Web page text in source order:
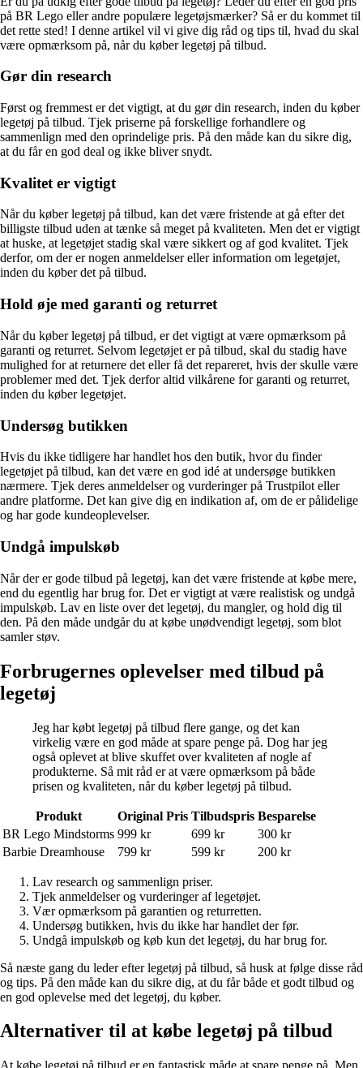
på BR Lego eller andre populære legetøjsmærker? Så er du kommet til
det rette sted! I denne artikel vil vi give dig råd og tips til, hvad du skal
være opmærksom på, når du køber legetøj på tilbud.
Gør din research
Først og fremmest er det vigtigt, at du gør din research, inden du køber
legetøj på tilbud. Tjek priserne på forskellige forhandlere og
sammenlign med den oprindelige pris. På den måde kan du sikre dig,
at du får en god deal og ikke bliver snydt.
Kvalitet er vigtigt
Når du køber legetøj på tilbud, kan det være fristende at gå efter det
billigste tilbud uden at tænke så meget på kvaliteten. Men det er vigtigt
at huske, at legetøjet stadig skal være sikkert og af god kvalitet. Tjek
derfor, om der er nogen anmeldelser eller information om legetøjet,
inden du køber det på tilbud.
Hold øje med garanti og returret
Når du køber legetøj på tilbud, er det vigtigt at være opmærksom på
garanti og returret. Selvom legetøjet er på tilbud, skal du stadig have
mulighed for at returnere det eller få det repareret, hvis der skulle være
problemer med det. Tjek derfor altid vilkårene for garanti og returret,
inden du køber legetøjet.
Undersøg butikken
Hvis du ikke tidligere har handlet hos den butik, hvor du finder
legetøjet på tilbud, kan det være en god idé at undersøge butikken
nærmere. Tjek deres anmeldelser og vurderinger på Trustpilot eller
andre platforme. Det kan give dig en indikation af, om de er pålidelige
og har gode kundeoplevelser.
Undgå impulskøb
Når der er gode tilbud på legetøj, kan det være fristende at købe mere,
end du egentlig har brug for. Det er vigtigt at være realistisk og undgå
impulskøb. Lav en liste over det legetøj, du mangler, og hold dig til
den. På den måde undgår du at købe unødvendigt legetøj, som blot
samler støv.
Forbrugernes oplevelser med tilbud på
legetøj
Jeg har købt legetøj på tilbud flere gange, og det kan
virkelig være en god måde at spare penge på. Dog har jeg
også oplevet at blive skuffet over kvaliteten af nogle af
produkterne. Så mit råd er at være opmærksom på både
prisen og kvaliteten, når du køber legetøj på tilbud.
Produkt Original Pris Tilbudspris Besparelse
BR Lego Mindstorms 999 kr 699 kr
300 kr
Barbie Dreamhouse
799 kr 599 kr 200 kr
Lav research og sammenlign priser.
Tjek anmeldelser og vurderinger af legetøjet.
Vær opmærksom på garantien og returretten.
Undersøg butikken, hvis du ikke har handlet der før.
Undgå impulskøb og køb kun det legetøj, du har brug for.
Så næste gang du leder efter legetøj på tilbud, så husk at følge disse råd
og tips. På den måde kan du sikre dig, at du får både et godt tilbud og
en god oplevelse med det legetøj, du køber.
Alternativer til at købe legetøj på tilbud